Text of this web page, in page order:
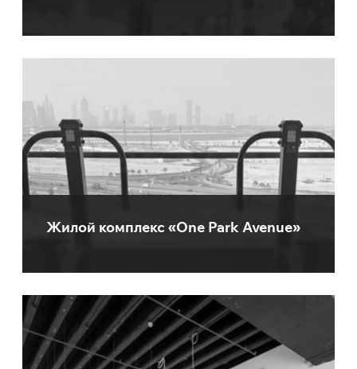
Жилой комплекс «One Park Avenue»